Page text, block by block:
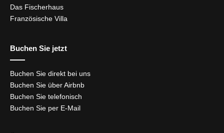
Das Fischerhaus
Französische Villa
Buchen Sie jetzt
Buchen Sie direkt bei uns
Buchen Sie über Airbnb
Buchen Sie telefonisch
Buchen Sie per E-Mail